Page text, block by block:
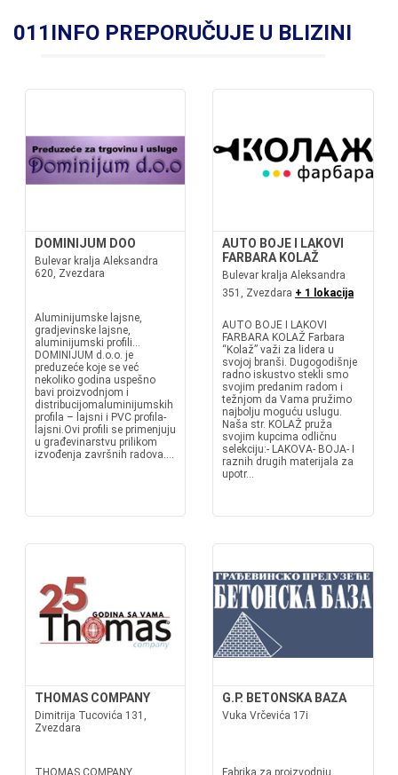
011INFO PREPORUČUJE U BLIZINI
DOMINIJUM DOO
Bulevar kralja Aleksandra
620, Zvezdara
Aluminijumske lajsne,
gradjevinske lajsne,
aluminijumski profili...
DOMINIJUM d.o.o. je
preduzeće koje se već
nekoliko godina uspešno
bavi proizvodnjom i
distribucijomaluminijumskih
profila – lajsni i PVC profila-
lajsni.Ovi profili se primenjuju
u građevinarstvu prilikom
izvođenja završnih radova....
AUTO BOJE I LAKOVI
FARBARA KOLAŽ
Bulevar kralja Aleksandra
351, Zvezdara + 1 lokacija
AUTO BOJE I LAKOVI
FARBARA KOLAŽ Farbara
“Kolaž” važi za lidera u
svojoj branši. Dugogodišnje
radno iskustvo stekli smo
svojim predanim radom i
težnjom da Vama pružimo
najbolju moguću uslugu.
Naša str. KOLAŽ pruža
svojim kupcima odličnu
selekciju:- LAKOVA- BOJA- I
raznih drugih materijala za
upotr...
THOMAS COMPANY
Dimitrija Tucovića 131,
Zvezdara
THOMAS COMPANY
G.P. BETONSKA BAZA
Vuka Vrčevića 17i
Fabrika za proizvodnju